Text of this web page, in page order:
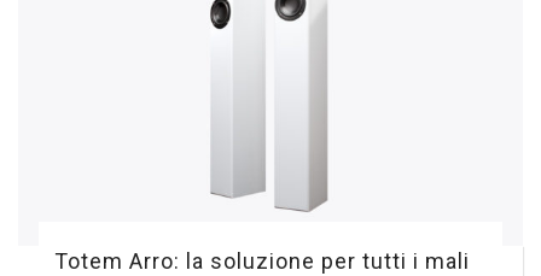
Totem Arro: la soluzione per tutti i mali